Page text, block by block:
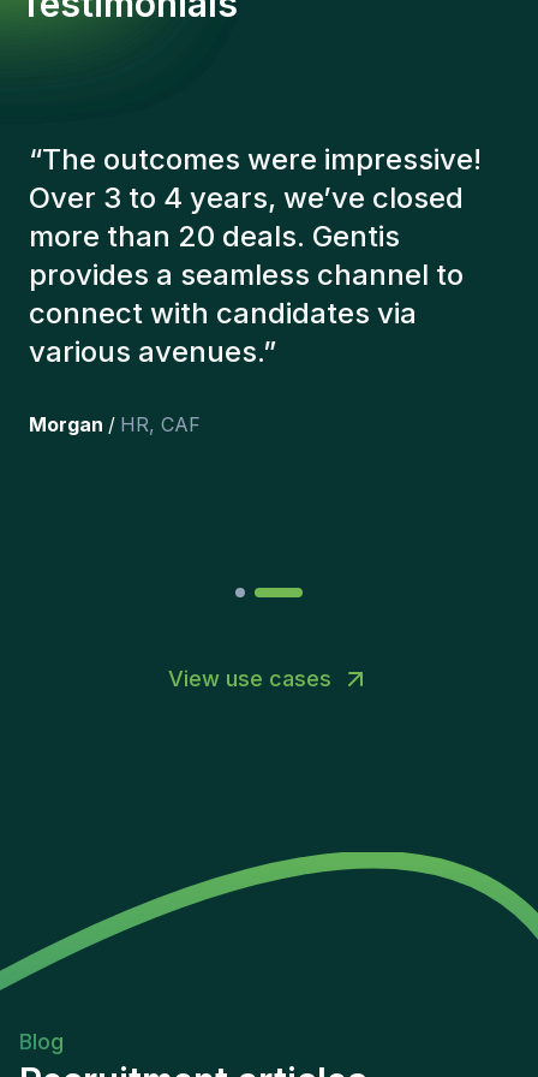
“The Gentis consultants have
always taken a number of factors
into account in order to present us
with the right candidates. The
people we've recruited are still
here, and personally I'm very
the team. ”
View use cases
Blog